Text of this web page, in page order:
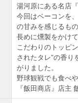
湯河原にある名店
今回はベーコンを
の甘みを感じるも
長めに燻製をかけて
こだわりのトッピ
されたタレ”の香
がりました。
野球観戦でも食べ
『飯田商店』店主